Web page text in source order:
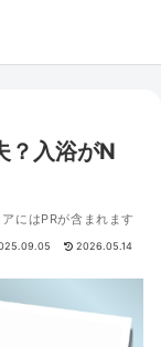
？入浴がN
にはPRが含まれます
2026.05.14